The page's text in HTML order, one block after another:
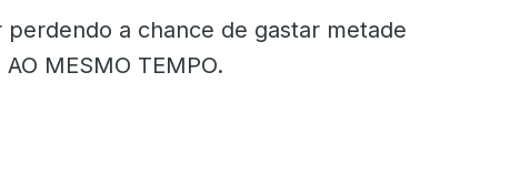
a chance de gastar metade
MESMO TEMPO.